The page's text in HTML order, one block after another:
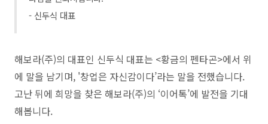
- 신두식 대표
해보라(주)의 대표인 신두식 대표는 <황금의 펜타곤>에서 위
에 말을 남기며, '창업은 자신감이다’라는 말을 전했습니다.
고난 뒤에 희망을 찾은 해보라(주)의 ‘이어톡’에 발전을 기대
해봅니다.